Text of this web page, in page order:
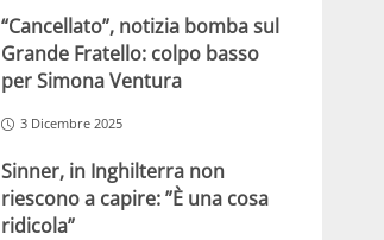
“Cancellato”, notizia bomba sul
Grande Fratello: colpo basso
per Simona Ventura
3 Dicembre 2025
Sinner, in Inghilterra non
riescono a capire: ”È una cosa
ridicola”